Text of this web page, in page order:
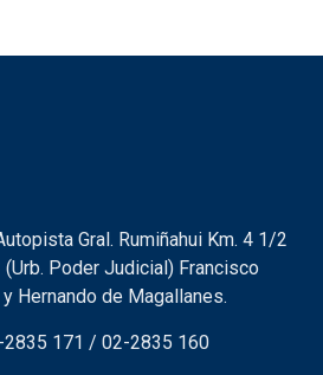
Gral. Rumiñahui Km. 4 1/2
Poder Judicial) Francisco
Hernando de Magallanes.
171 / 02-2835 160